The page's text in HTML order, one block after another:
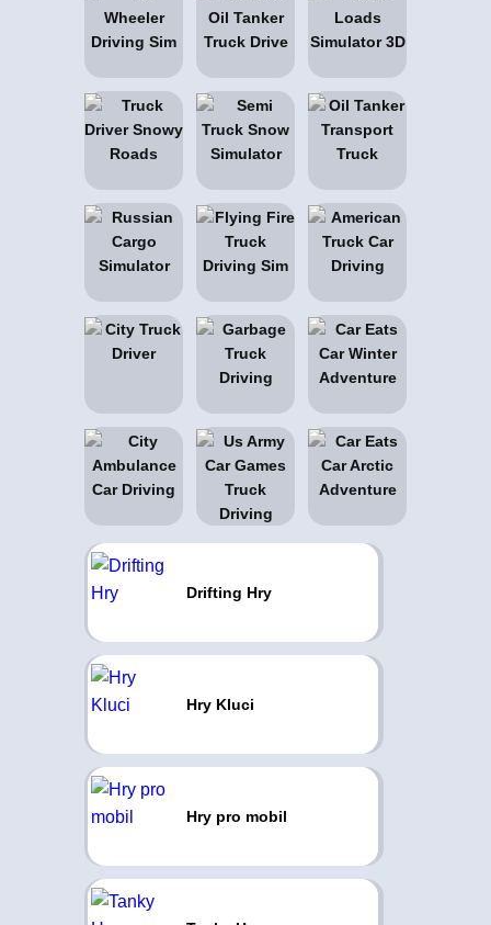
Drifting Hry
Hry Kluci
Hry pro mobil